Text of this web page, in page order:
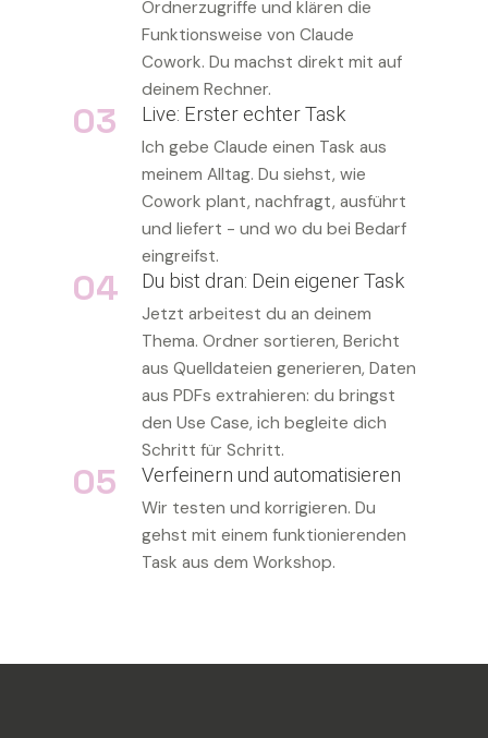
Ordnerzugriffe und klären die
Funktionsweise von Claude
Cowork. Du machst direkt mit auf
deinem Rechner.
03 Live: Erster echter Task
Ich gebe Claude einen Task aus
meinem Alltag. Du siehst, wie
Cowork plant, nachfragt, ausführt
und liefert - und wo du bei Bedarf
eingreifst.
04 Du bist dran: Dein eigener Task
Jetzt arbeitest du an deinem
Thema. Ordner sortieren, Bericht
aus Quelldateien generieren, Daten
aus PDFs extrahieren: du bringst
den Use Case, ich begleite dich
Schritt für Schritt.
05 Verfeinern und automatisieren
Wir testen und korrigieren. Du
gehst mit einem funktionierenden
Task aus dem Workshop.